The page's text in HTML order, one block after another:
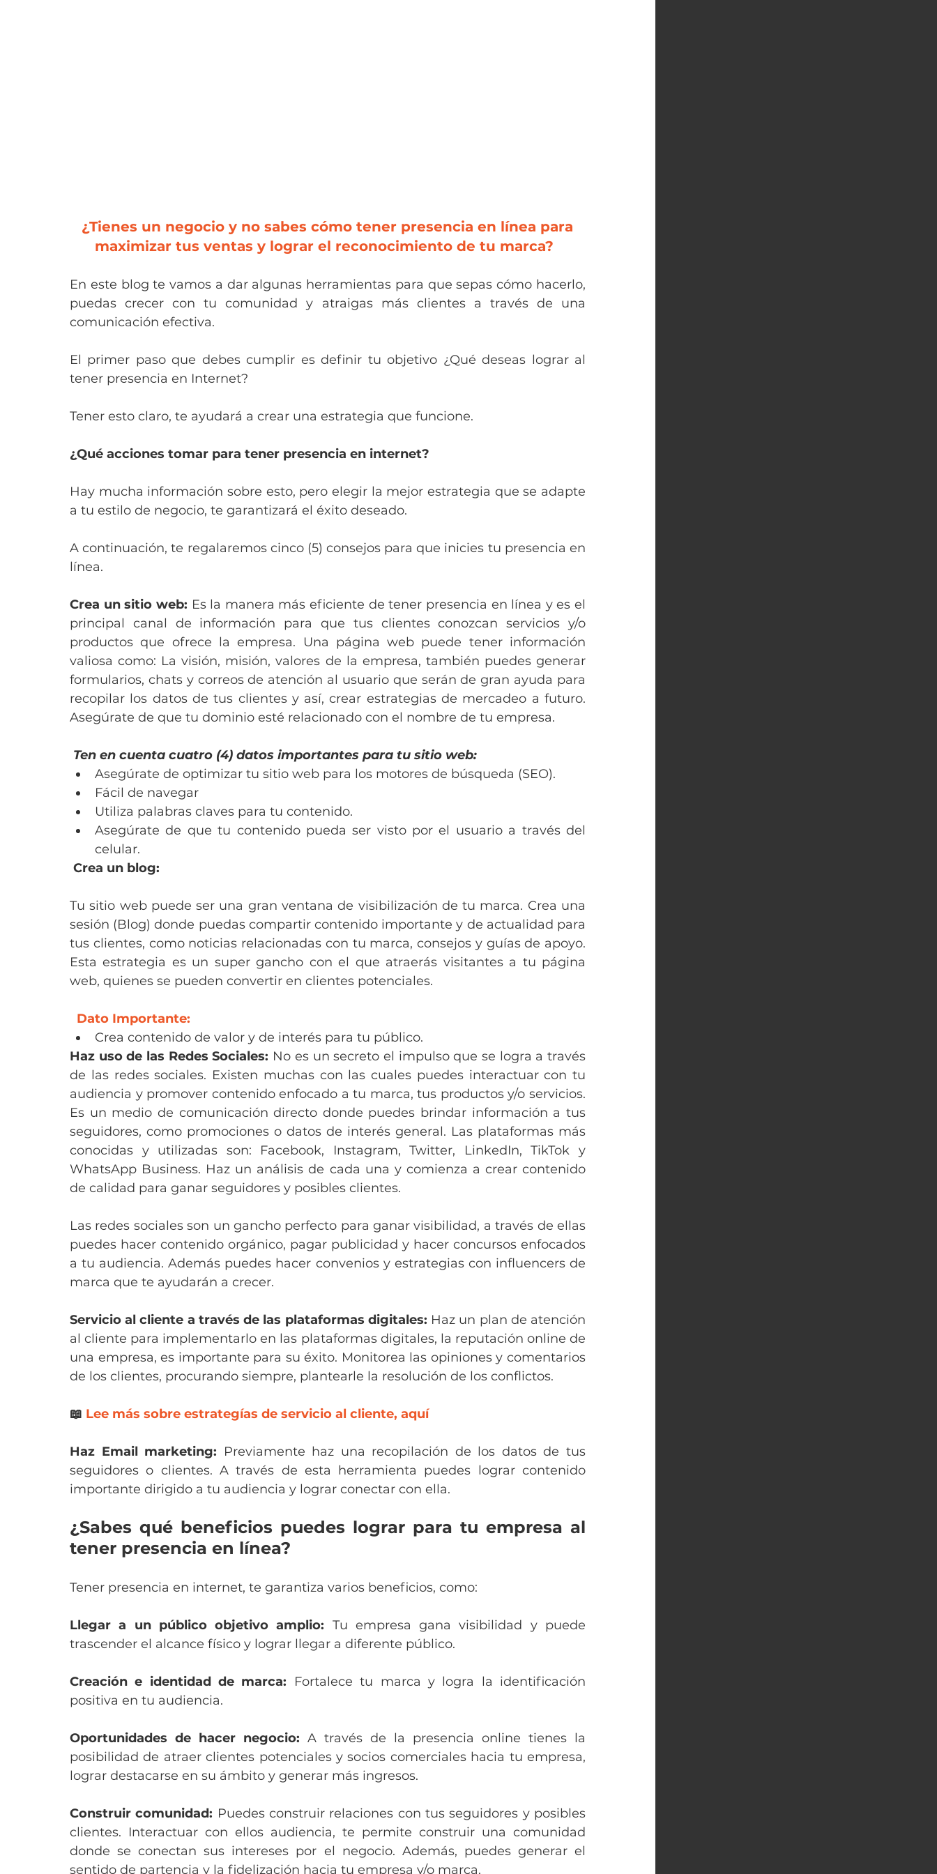
¿Tienes un negocio y no sabes cómo tener presencia en línea para
maximizar tus ventas y lograr el reconocimiento de tu marca?
En este blog te vamos a dar algunas herramientas para que sepas cómo hacerlo,
puedas crecer con tu comunidad y atraigas más clientes a través de una
comunicación efectiva.
El primer paso que debes cumplir es definir tu objetivo ¿Qué deseas lograr al
tener presencia en Internet?
Tener esto claro, te ayudará a crear una estrategia que funcione.
¿Qué acciones tomar para tener presencia en internet?
Hay mucha información sobre esto, pero elegir la mejor estrategia que se adapte
a tu estilo de negocio, te garantizará el éxito deseado.
A continuación, te regalaremos cinco (5) consejos para que inicies tu presencia en
línea.
Crea un sitio web: Es la manera más eficiente de tener presencia en línea y es el
principal canal de información para que tus clientes conozcan servicios y/o
productos que ofrece la empresa. Una página web puede tener información
valiosa como: La visión, misión, valores de la empresa, también puedes generar
formularios, chats y correos de atención al usuario que serán de gran ayuda para
recopilar los datos de tus clientes y así, crear estrategias de mercadeo a futuro.
Asegúrate de que tu dominio esté relacionado con el nombre de tu empresa.
Ten en cuenta cuatro (4) datos importantes para tu sitio web:
Asegúrate de optimizar tu sitio web para los motores de búsqueda (SEO).
Fácil de navegar
Utiliza palabras claves para tu contenido.
Asegúrate de que tu contenido pueda ser visto por el usuario a través del
celular.
Crea un blog:
Tu sitio web puede ser una gran ventana de visibilización de tu marca. Crea una
sesión (Blog) donde puedas compartir contenido importante y de actualidad para
tus clientes, como noticias relacionadas con tu marca, consejos y guías de apoyo.
Esta estrategia es un super gancho con el que atraerás visitantes a tu página
web, quienes se pueden convertir en clientes potenciales.
Dato Importante:
Crea contenido de valor y de interés para tu público.
Haz uso de las Redes Sociales: No es un secreto el impulso que se logra a través
de las redes sociales. Existen muchas con las cuales puedes interactuar con tu
audiencia y promover contenido enfocado a tu marca, tus productos y/o servicios.
Es un medio de comunicación directo donde puedes brindar información a tus
seguidores, como promociones o datos de interés general. Las plataformas más
conocidas y utilizadas son: Facebook, Instagram, Twitter, LinkedIn, TikTok y
WhatsApp Business. Haz un análisis de cada una y comienza a crear contenido
de calidad para ganar seguidores y posibles clientes.
Las redes sociales son un gancho perfecto para ganar visibilidad, a través de ellas
puedes hacer contenido orgánico, pagar publicidad y hacer concursos enfocados
a tu audiencia. Además puedes hacer convenios y estrategias con influencers de
marca que te ayudarán a crecer.
Servicio al cliente a través de las plataformas digitales: Haz un plan de atención
al cliente para implementarlo en las plataformas digitales, la reputación online de
una empresa, es importante para su éxito. Monitorea las opiniones y comentarios
de los clientes, procurando siempre, plantearle la resolución de los conflictos.
📖 Lee más sobre estrategías de servicio al cliente, aquí
Haz Email marketing: Previamente haz una recopilación de los datos de tus
seguidores o clientes. A través de esta herramienta puedes lograr contenido
importante dirigido a tu audiencia y lograr conectar con ella.
¿Sabes qué beneficios puedes lograr para tu empresa al
tener presencia en línea?
Tener presencia en internet, te garantiza varios beneficios, como:
Llegar a un público objetivo amplio: Tu empresa gana visibilidad y puede
trascender el alcance físico y lograr llegar a diferente público.
Creación e identidad de marca: Fortalece tu marca y logra la identificación
positiva en tu audiencia.
Oportunidades de hacer negocio: A través de la presencia online tienes la
posibilidad de atraer clientes potenciales y socios comerciales hacia tu empresa,
lograr destacarse en su ámbito y generar más ingresos.
Construir comunidad: Puedes construir relaciones con tus seguidores y posibles
clientes. Interactuar con ellos audiencia, te permite construir una comunidad
donde se conectan sus intereses por el negocio. Además, puedes generar el
sentido de partencia y la fidelización hacia tu empresa y/o marca.